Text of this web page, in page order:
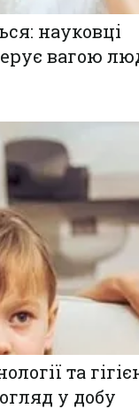
науковці
вагою
та
у добу